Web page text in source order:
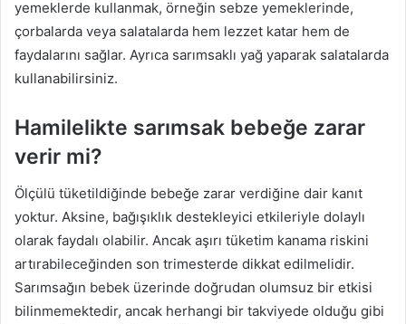
yemeklerde kullanmak, örneğin sebze yemeklerinde,
çorbalarda veya salatalarda hem lezzet katar hem de
faydalarını sağlar. Ayrıca sarımsaklı yağ yaparak salatalarda
kullanabilirsiniz.
Hamilelikte sarımsak bebeğe zarar
verir mi?
Ölçülü tüketildiğinde bebeğe zarar verdiğine dair kanıt
yoktur. Aksine, bağışıklık destekleyici etkileriyle dolaylı
olarak faydalı olabilir. Ancak aşırı tüketim kanama riskini
artırabileceğinden son trimesterde dikkat edilmelidir.
Sarımsağın bebek üzerinde doğrudan olumsuz bir etkisi
bilinmemektedir, ancak herhangi bir takviyede olduğu gibi